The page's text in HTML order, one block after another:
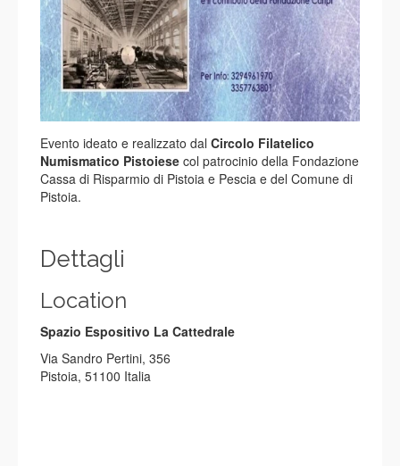
Evento ideato e realizzato dal Circolo Filatelico
Numismatico Pistoiese col patrocinio della Fondazione
Cassa di Risparmio di Pistoia e Pescia e del Comune di
Pistoia.
Dettagli
Location
Spazio Espositivo La Cattedrale
Via Sandro Pertini, 356
Pistoia, 51100 Italia